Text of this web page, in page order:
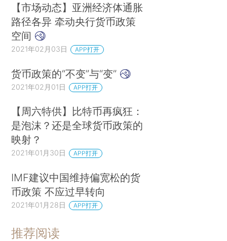
【市场动态】亚洲经济体通胀
路径各异 牵动央行货币政策
空间
2021年02月03日 APP打开
货币政策的“不变”与“变”
2021年02月01日 APP打开
【周六特供】比特币再疯狂：
是泡沫？还是全球货币政策的
映射？
2021年01月30日 APP打开
IMF建议中国维持偏宽松的货
币政策 不应过早转向
2021年01月28日 APP打开
推荐阅读